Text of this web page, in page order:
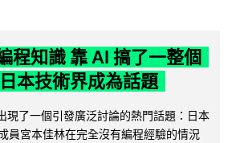
程知識 靠 AI 搞了一整個
本技術界成為話題
現了一個引發廣泛討論的熱門話題：日本
員宮本佳林在完全沒有編程經驗的情況